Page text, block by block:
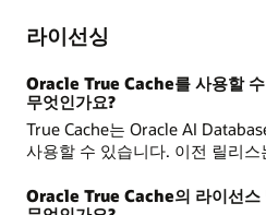
라이선싱
Oracle True Cache를 사용할
무엇인가요?
True Cache는 Oracle AI
사용할 수 있습니다. 이전 릴리
Oracle True Cache의 라이선스